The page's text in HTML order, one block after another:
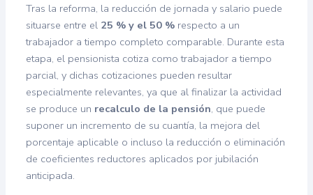
Tras la reforma, la reducción de jornada y salario puede
situarse entre el 25 % y el 50 % respecto a un
trabajador a tiempo completo comparable. Durante esta
etapa, el pensionista cotiza como trabajador a tiempo
parcial, y dichas cotizaciones pueden resultar
especialmente relevantes, ya que al finalizar la actividad
se produce un recalculo de la pensión, que puede
suponer un incremento de su cuantía, la mejora del
porcentaje aplicable o incluso la reducción o eliminación
de coeficientes reductores aplicados por jubilación
anticipada.